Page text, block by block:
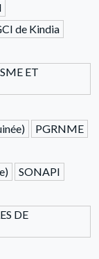
de Kindia
ET
PGRNME
SONAPI
DE